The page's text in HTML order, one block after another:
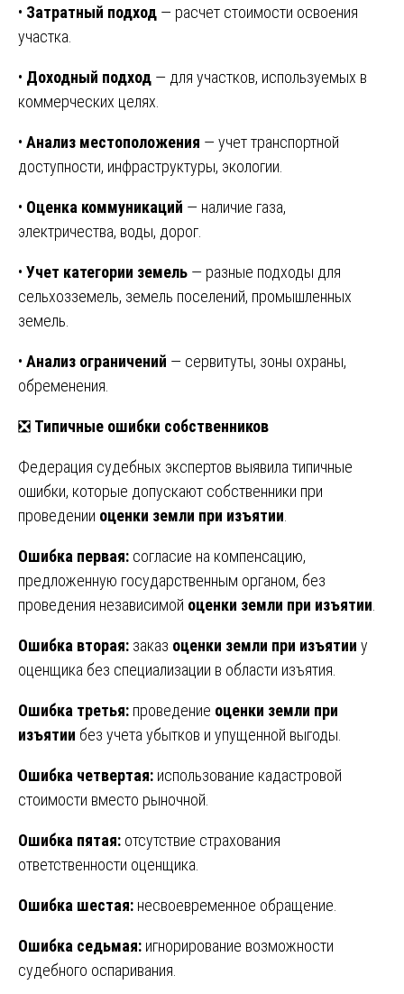
• Затратный подход — расчет стоимости освоения
участка.
• Доходный подход — для участков, используемых в
коммерческих целях.
• Анализ местоположения — учет транспортной
доступности, инфраструктуры, экологии.
• Оценка коммуникаций — наличие газа,
электричества, воды, дорог.
• Учет категории земель — разные подходы для
сельхозземель, земель поселений, промышленных
земель.
• Анализ ограничений — сервитуты, зоны охраны,
обременения.
❎ Типичные ошибки собственников
Федерация судебных экспертов выявила типичные
ошибки, которые допускают собственники при
проведении оценки земли при изъятии
Ошибка первая: согласие на компенсацию,
предложенную государственным органом, без
проведения независимой оценки земли при изъятии
Ошибка вторая: заказ оценки земли при изъятии у
оценщика без специализации в области изъятия.
Ошибка третья: проведение оценки земли при
изъятии без учета убытков и упущенной выгоды.
Ошибка четвертая: использование кадастровой
стоимости вместо рыночной.
Ошибка пятая: отсутствие страхования
ответственности оценщика.
Ошибка шестая: несвоевременное обращение.
Ошибка седьмая: игнорирование возможности
судебного оспаривания.